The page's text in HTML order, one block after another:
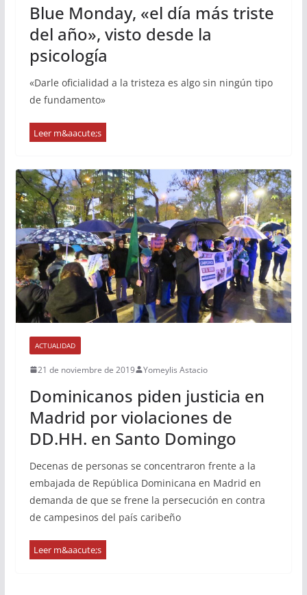
Blue Monday, «el día más triste
del año», visto desde la
psicología
«Darle oficialidad a la tristeza es algo sin ningún tipo
de fundamento»
ACTUALIDAD
21 de noviembre de 2019 Yomeylis Astacio
Dominicanos piden justicia en
Madrid por violaciones de
DD.HH. en Santo Domingo
Decenas de personas se concentraron frente a la
embajada de República Dominicana en Madrid en
demanda de que se frene la persecución en contra
de campesinos del país caribeño